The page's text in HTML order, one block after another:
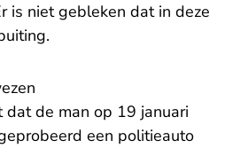
is niet gebleken dat in deze
dat de man op 19 januari
een politieauto